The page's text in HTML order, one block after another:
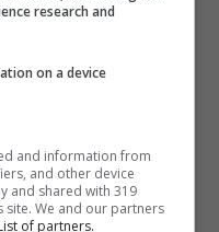
quelle
repubblicano
research and
on a device
and information from
and other device
and shared with 319
site. We and our partners
of partners.